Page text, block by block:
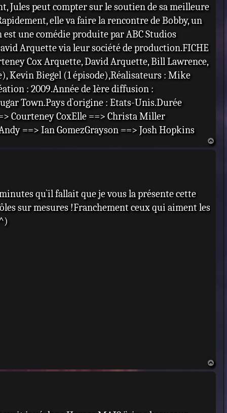
Jules peut compter sur le soutien de sa meilleure
elle va faire la rencontre de Bobby, un
une comédie produite par ABC Studios
Arquette via leur société de production.FICHE
Cox Arquette, David Arquette, Bill Lawrence,
Kevin Biegel (1 épisode),Réalisateurs : Mike
: 2009.Année de 1ère diffusion :
Town.Pays d`origine : Etats-Unis.Durée
Courteney CoxElle ==> Christa Miller
==> Ian GomezGrayson ==> Josh Hopkins
qu`il fallait que je vous la présente cette
sur mesures !Franchement ceux qui aiment les
a